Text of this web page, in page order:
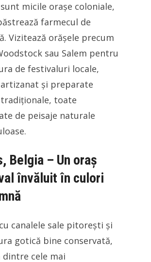
micile orașe coloniale,
farmecul de
Vizitează orășele precum
sau Salem pentru
de festivaluri locale,
și preparate
toate
de peisaje naturale
Belgia – Un oraș
învăluit în culori
canalele sale pitorești și
gotică bine conservată,
dintre cele mai